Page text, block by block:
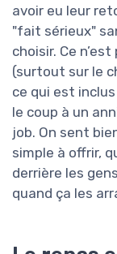
avoir eu leur
"fait sérieux"
choisir. Ce
(surtout sur le
ce qui est
le coup à un
job. On sent
simple à offrir,
derrière les
quand ça les